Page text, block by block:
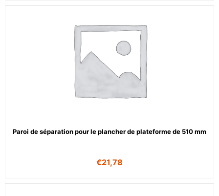
Paroi de séparation pour le plancher de plateforme de 510 mm
€21,78